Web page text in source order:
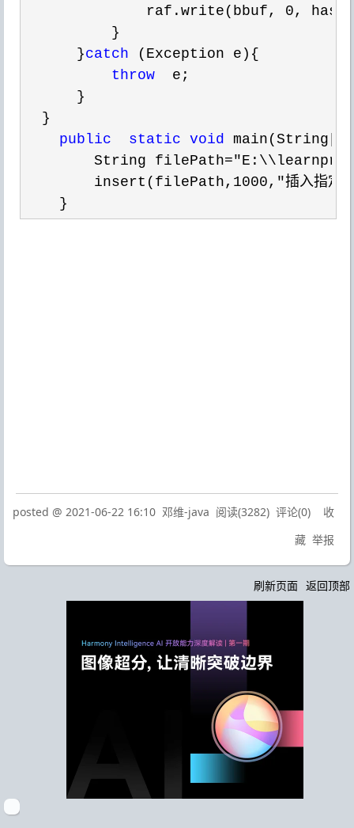
              raf.write(bbuf, 0
,
          }
      }
catch (Exception e){
throw
  e;
      }
  }
public
static void main(String[]
        String filePath
        insert(filePath,
1000,"插入指定
    }
posted @ 2021-06-22 16:10 邓维-java 阅读(3282) 评论(0) 收
藏 举报
刷新页面 返回顶部